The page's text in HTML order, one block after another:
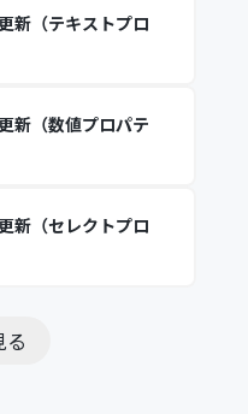
新（テキストプロ
新（数値プロパテ
新（セレクトプロ
る